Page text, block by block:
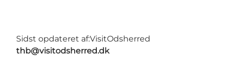
Sidst opdateret af:VisitOdsherred
thb@visitodsherred.dk